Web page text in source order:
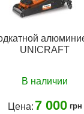
UNICRAFT
В наличии
Цена: 7 000 грн